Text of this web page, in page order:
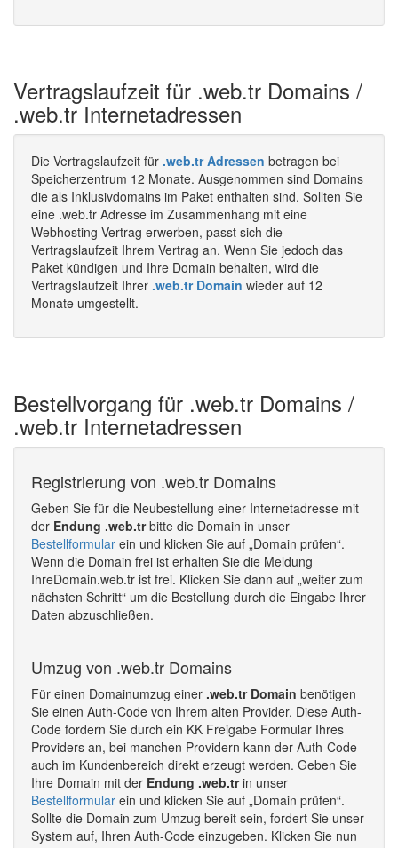
Vertragslaufzeit für .web.tr Domains /
.web.tr Internetadressen
Die Vertragslaufzeit für .web.tr Adressen betragen bei
Speicherzentrum 12 Monate. Ausgenommen sind Domains
die als Inklusivdomains im Paket enthalten sind. Sollten Sie
eine .web.tr Adresse im Zusammenhang mit eine
Webhosting Vertrag erwerben, passt sich die
Vertragslaufzeit Ihrem Vertrag an. Wenn Sie jedoch das
Paket kündigen und Ihre Domain behalten, wird die
Vertragslaufzeit Ihrer .web.tr Domain wieder auf 12
Monate umgestellt.
Bestellvorgang für .web.tr Domains /
.web.tr Internetadressen
Registrierung von .web.tr Domains
Geben Sie für die Neubestellung einer Internetadresse mit
der Endung .web.trbitte die Domain in unser
Bestellformular ein und klicken Sie auf „Domain prüfen“.
Wenn die Domain frei ist erhalten Sie die Meldung
IhreDomain.web.tr ist frei. Klicken Sie dann auf „weiter zum
nächsten Schritt“ um die Bestellung durch die Eingabe Ihrer
Daten abzuschließen.
Umzug von .web.tr Domains
Für einen Domainumzug einer .web.tr Domain benötigen
Sie einen Auth-Code von Ihrem alten Provider. Diese Auth-
Code fordern Sie durch ein KK Freigabe Formular Ihres
Providers an, bei manchen Providern kann der Auth-Code
auch im Kundenbereich direkt erzeugt werden. Geben Sie
Ihre Domain mit der Endung .web.trin unser
Bestellformular ein und klicken Sie auf „Domain prüfen“.
Sollte die Domain zum Umzug bereit sein, fordert Sie unser
System auf, Ihren Auth-Code einzugeben. Klicken Sie nun